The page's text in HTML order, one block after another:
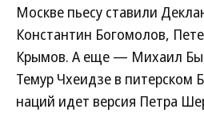
Москве пьесу ставили
Константин Богомолов,
Крымов. А еще — Михаил
Темур Чхеидзе в питерском
наций идет версия Петра